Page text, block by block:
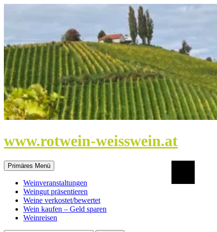
www.rotwein-weisswein.at
Primäres Menü
Weinveranstaltungen
Weingut präsentieren
Weine verkostet/bewertet
Wein kaufen – Geld sparen
Weinreisen